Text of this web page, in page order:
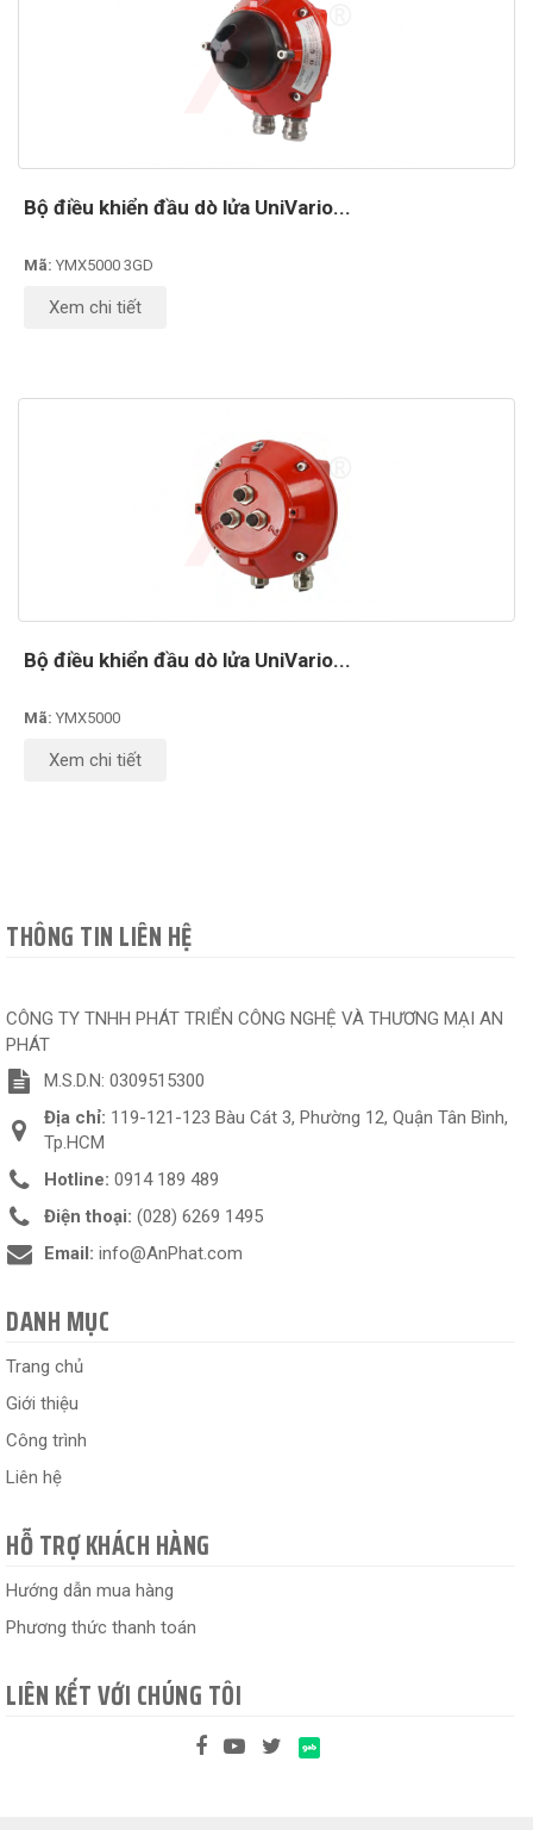
Bộ điều khiển đầu dò lửa UniVario...
Mã: YMX5000 3GD
Xem chi tiết
Bộ điều khiển đầu dò lửa UniVario...
Mã: YMX5000
Xem chi tiết
THÔNG TIN LIÊN HỆ
CÔNG TY TNHH PHÁT TRIỂN CÔNG NGHỆ VÀ THƯƠNG MẠI AN
PHÁT
M.S.D.N: 0309515300
Địa chỉ: 119-121-123 Bàu Cát 3, Phường 12, Quận Tân Bình,
Tp.HCM
Hotline: 0914 189 489
Điện thoại: (028) 6269 1495
Email: info@AnPhat.com
DANH MỤC
Trang chủ
Giới thiệu
Công trình
Liên hệ
HỖ TRỢ KHÁCH HÀNG
Hướng dẫn mua hàng
Phương thức thanh toán
LIÊN KẾT VỚI CHÚNG TÔI